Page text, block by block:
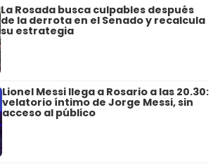
La Rosada busca culpables después
de la derrota en el Senado y recalcula
su estrategia
Lionel Messi llega a Rosario a las 20.30:
velatorio íntimo de Jorge Messi, sin
acceso al público